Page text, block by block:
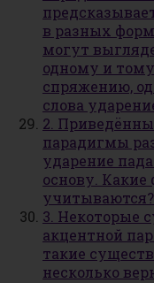
в разных
могут
одному и
спряжению,
слова
2.
парадигмы
ударение
основу.
учитываются?
3. Некоторые
акцентной
такие
несколько